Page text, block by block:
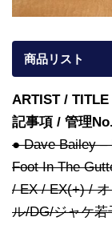
商品リスト
ARTIST /
記事項 / 管理
● Dave Bailey –
Foot In The
/ EX / EX(+) /
ル/DG/ジャケ